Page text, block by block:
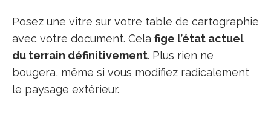
Posez une vitre sur votre table de cartographie
avec votre document. Cela fige l’état actuel
du terrain définitivement. Plus rien ne
bougera, même si vous modifiez radicalement
le paysage extérieur.